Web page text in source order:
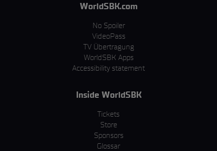
WorldSBK.com
No Spoiler
VideoPass
TV Übertragung
WorldSBK Apps
Accessibility statement
Inside WorldSBK
Tickets
Store
Sponsors
Glossar